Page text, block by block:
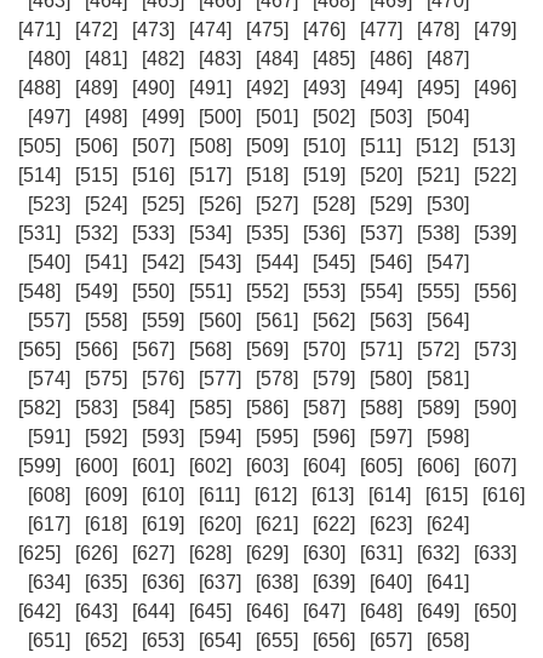
[471]
[472] [473] [474] [475] [476] [477] [478]
[479]
[480]
[481] [482] [483] [484] [485] [486]
[487]
[488]
[489] [490] [491] [492] [493] [494] [495]
[496]
[497]
[498] [499] [500] [501] [502] [503]
[504]
[505]
[506] [507] [508] [509] [510] [511] [512]
[513]
[514]
[515] [516] [517] [518] [519] [520] [521]
[522]
[523]
[524] [525] [526] [527] [528] [529]
[530]
[531]
[532] [533] [534] [535] [536] [537] [538]
[539]
[540]
[541] [542] [543] [544] [545] [546]
[547]
[548]
[549] [550] [551] [552] [553] [554] [555]
[556]
[557]
[558] [559] [560] [561] [562] [563]
[564]
[565]
[566] [567] [568] [569] [570] [571] [572]
[573]
[574]
[575] [576] [577] [578] [579] [580]
[581]
[582]
[583] [584] [585] [586] [587] [588] [589]
[590]
[591]
[592] [593] [594] [595] [596] [597]
[598]
[599]
[600] [601] [602] [603] [604] [605] [606]
[607]
[608]
[609] [610] [611] [612] [613] [614] [615]
[616]
[617]
[618] [619] [620] [621] [622] [623]
[624]
[625]
[626] [627] [628] [629] [630] [631] [632]
[633]
[634]
[635] [636] [637] [638] [639] [640]
[641]
[642]
[643] [644] [645] [646] [647] [648] [649]
[650]
[651]
[652] [653] [654] [655] [656] [657]
[658]